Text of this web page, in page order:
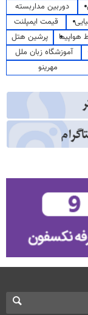
دوربین مداربسته
قیمت ایمپلنت
هواپیما
پرشین هتل
آموزشگاه زبان ملل
مهرینو